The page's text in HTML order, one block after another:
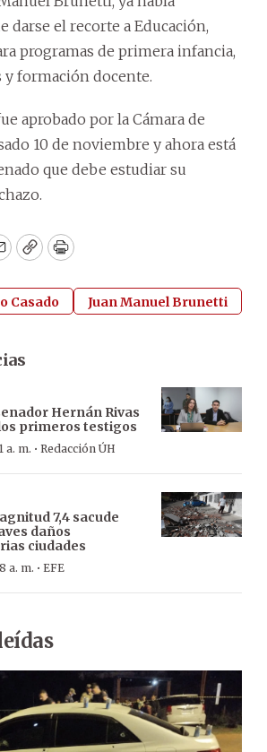
darse el recorte a Educación,
programas de primera infancia,
formación docente.
aprobado por la Cámara de
10 de noviembre y ahora está
que debe estudiar su
CopyPrint
Casado Juan Manuel Brunetti
Hernán Rivas
primeros testigos
a. m. · Redacción ÚH
7,4 sacude
daños
ciudades
a. m. · EFE